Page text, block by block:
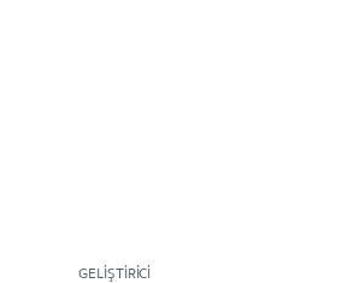
GELIŞTIRICI